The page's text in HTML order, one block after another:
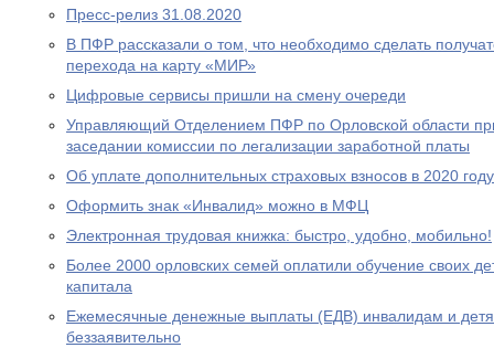
Пресс-релиз 31.08.2020
В ПФР рассказали о том, что необходимо сделать
перехода на карту «МИР»
Цифровые сервисы пришли на смену очереди
Управляющий Отделением ПФР по Орловской области
заседании комиссии по легализации заработной платы
Об уплате дополнительных страховых взносов в 2020 году
Оформить знак «Инвалид» можно в МФЦ
Электронная трудовая книжка: быстро, удобно, мобильно!
Более 2000 орловских семей оплатили обучение своих
капитала
Ежемесячные денежные выплаты (ЕДВ) инвалидам и
беззаявительно